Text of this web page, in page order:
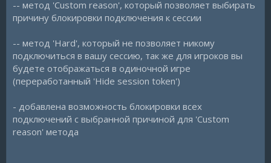
-- метод 'Custom reason', который позволяет выбирать
причину блокировки подключения к сессии
-- метод 'Hard', который не позволяет никому
подключиться в вашу сессию, так же для игроков вы
будете отображаться в одиночной игре
(переработанный 'Hide session token')
- добавлена возможность блокировки всех
подключений с выбранной причиной для 'Custom
reason' метода